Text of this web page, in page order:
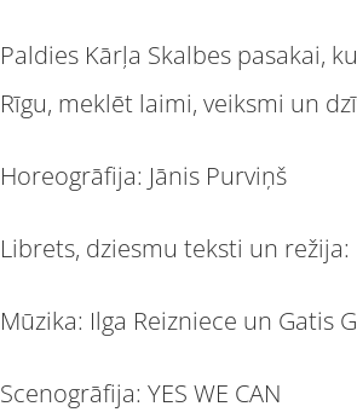
Paldies Kārļa Skalbes pasakai,
Rīgu, meklēt laimi, veiksmi un
Horeogrāfija: Jānis Purviņš
Librets, dziesmu teksti un
Mūzika: Ilga Reizniece un Gatis
Scenogrāfija: YES WE CAN